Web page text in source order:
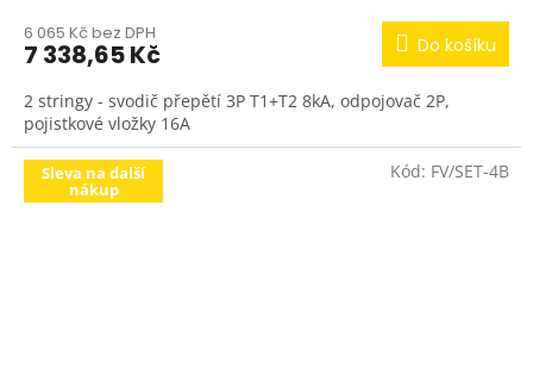
6 065 Kč bez DPH
7 338,65 Kč Do košíku
2 stringy - svodič přepětí 3P T1+T2 8kA, odpojovač 2P,
pojistkové vložky 16A
Sleva na další
nákup
Kód: FV/SET-4B